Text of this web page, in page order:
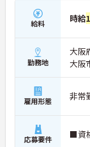
■ 未経験でも安心
段階的に学べる環
・専任トレーナー
・入社3ヶ月後のフ
・動画研修＋OJT
→ 初めてでも安心
■ 家庭と両立しや
・急なお休みも相
・産休・育休や看護
給料 時給
勤務地
大阪
大阪
雇用形態 非常
応募要件 ■資